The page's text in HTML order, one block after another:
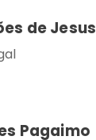
de Jesus
Pagaimo